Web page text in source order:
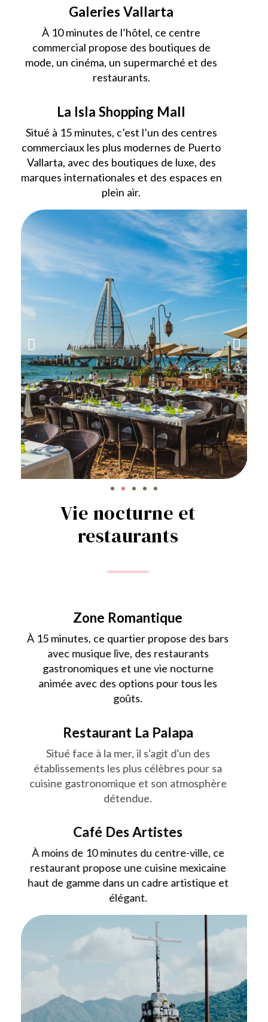
Galeries Vallarta
À 10 minutes de l’hôtel, ce centre
commercial propose des boutiques de
mode, un cinéma, un supermarché et des
restaurants.
La Isla Shopping Mall
Situé à 15 minutes, c’est l’un des centres
commerciaux les plus modernes de Puerto
Vallarta, avec des boutiques de luxe, des
marques internationales et des espaces en
plein air.
Vie nocturne et
restaurants
Zone Romantique
À 15 minutes, ce quartier propose des bars
avec musique live, des restaurants
gastronomiques et une vie nocturne
animée avec des options pour tous les
goûts.
Restaurant La Palapa
Situé face à la mer, il s'agit d'un des
établissements les plus célèbres pour sa
cuisine gastronomique et son atmosphère
détendue.
Café Des Artistes
À moins de 10 minutes du centre-ville, ce
restaurant propose une cuisine mexicaine
haut de gamme dans un cadre artistique et
élégant.